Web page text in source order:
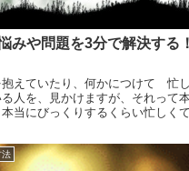
みや問題を3分で解決する
抱えていたり、何かにつけて 忙
人を、見かけますが、それって
当にびっくりするくらい忙しく
るひとほど、その言葉を口にし
法